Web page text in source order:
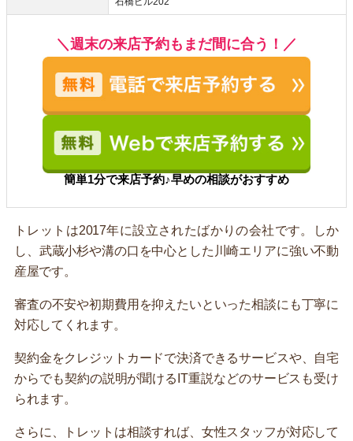
＼週末の来店予約もまだ間に合う！／
簡単1分で来店予約♪早めの相談がおすすめ
トレットは2017年に設立されたばかりの会社です。しか
し、武蔵小杉や溝の口を中心とした川崎エリアに強い不動
産屋です。
審査の不安や初期費用を抑えたいといった相談にも丁寧に
対応してくれます。
契約金をクレジットカードで決済できるサービスや、自宅
からでも契約の説明が聞けるIT重説などのサービスも受け
られます。
さらに、トレットは相談すれば、女性スタッフが対応して